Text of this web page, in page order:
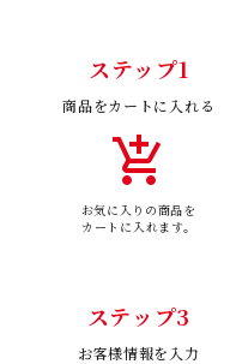
キーワード
カテゴリー
ステップ1
商品をカートに入れる
add_shopping_cart
お気に入りの商品を
カートに入れます。
ステップ3
お客様情報を入力